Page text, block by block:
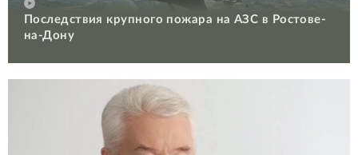
Последствия крупного пожара на АЗС в Ростове-
на-Дону